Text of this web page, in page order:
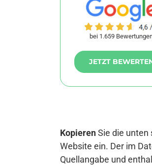
bei 1.659
JETZT
KopierenSie die unten
Website ein. Der im
Quellangabe und